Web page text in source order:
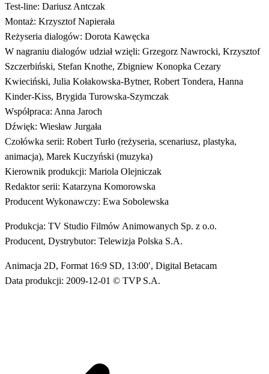
Test-line: Dariusz Antczak
Montaż: Krzysztof Napierała
Reżyseria dialogów: Dorota Kawęcka
W nagraniu dialogów udział wzięli: Grzegorz Nawrocki, Krzysztof
Szczerbiński, Stefan Knothe, Zbigniew Konopka Cezary
Kwieciński, Julia Kołakowska-Bytner, Robert Tondera, Hanna
Kinder-Kiss, Brygida Turowska-Szymczak
Współpraca: Anna Jaroch
Dźwięk: Wiesław Jurgała
Czołówka serii: Robert Turło (reżyseria, scenariusz, plastyka,
animacja), Marek Kuczyński (muzyka)
Kierownik produkcji: Mariola Olejniczak
Redaktor serii: Katarzyna Komorowska
Producent Wykonawczy: Ewa Sobolewska
Produkcja: TV Studio Filmów Animowanych Sp. z o.o.
Producent, Dystrybutor: Telewizja Polska S.A.
Animacja 2D, Format 16:9 SD, 13:00′, Digital Betacam
Data produkcji: 2009-12-01 © TVP S.A.